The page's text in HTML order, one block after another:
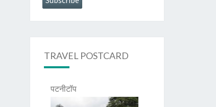
TRAVEL POSTCARD
पटनीटॉप